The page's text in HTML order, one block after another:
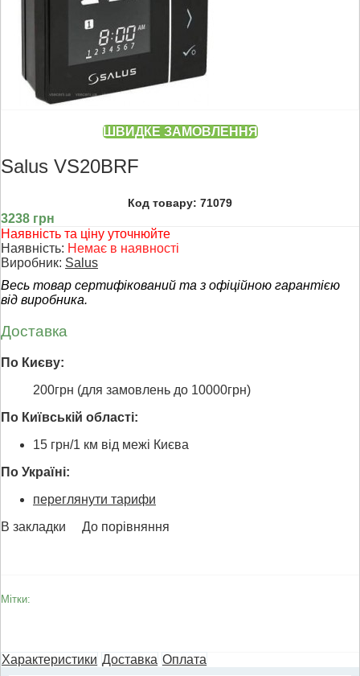
ШВИДКЕ ЗАМОВЛЕННЯ
Salus VS20BRF
Код товару: 71079
3238 грн
Наявність та ціну уточнюйте
Наявність: Немає в наявності
Виробник: Salus
Весь товар сертифікований та з офіційною гарантією
від виробника.
Доставка
По Києву:
200грн (для замовлень до 10000грн)
По Київській області:
15 грн/1 км від межі Києва
По Україні:
переглянути тарифи
В закладки
До порівняння
Мітки:
Характеристики Доставка Оплата